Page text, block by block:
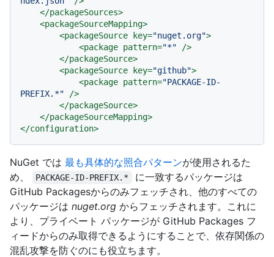
</packageSources>
<packageSourceMapping>
<packageSource key="nuget.org">
<package pattern="*" />
</packageSource>
<packageSource key="github">
<package pattern="PACKAGE-ID-
PREFIX.*" />
</packageSource>
</packageSourceMapping>
</configuration>
NuGet では 最も具体的な照合パターンが使用されるた
め、
PACKAGE-ID-PREFIX.*
に一致するパッケージは
GitHub Packagesからのみフェッチされ、他のすべての
パッケージは nuget.org からフェッチされます。これに
より、プライベート パッケージが GitHub Packages フ
ィードからのみ取得できるようにすることで、依存関係の
混乱攻撃を防ぐのにも役立ちます。